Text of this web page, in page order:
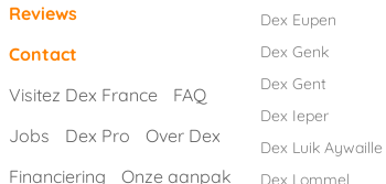
Reviews
Contact
Visitez Dex France
FAQ
Jobs
Dex Pro
Over Dex
Financiering
Onze aanpak
Dex Eupen
Dex Genk
Dex Gent
Dex Ieper
Dex Luik Aywaille
Dex Lommel